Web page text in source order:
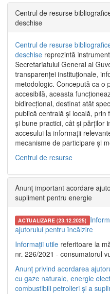
Centrul de resurse
deschise
Centrul de resurse
deschise reprezintă
Secretariatului General al
transparenței instituționale,
metodologic. Concepută ca o
accesibilă, aceasta
bidirecțional, destinat atât
publică centrală și locală,
și bune practici, cât și părților
accesului la informații
mecanisme de participare și
Centrul de resurse
Anunț important acordare
supliment pentru energie
ACTUALIZARE (23.12.2025)
ajutorului pentru încălzire
Informații utile referitoare la
nr. 226/2021 - consumatorul
Anunț privind acordarea
cu gaze naturale, energie
combustibili petrolieri și a